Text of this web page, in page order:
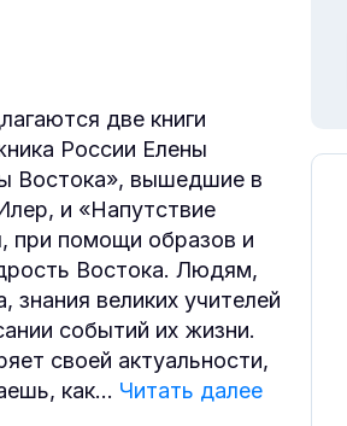
две книги
России Елены
Востока», вышедшие в
и «Напутствие
при помощи образов и
Востока. Людям,
знания великих учителей
событий их жизни.
своей актуальности,
как... Читать далее